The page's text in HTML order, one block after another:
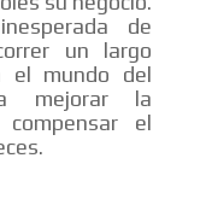
de
un largo
el mundo del
mejorar la
el